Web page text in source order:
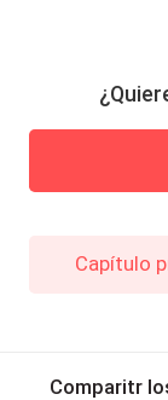
Capítulo
Comparitr